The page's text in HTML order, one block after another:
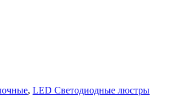
, LED Светодиодные люстры